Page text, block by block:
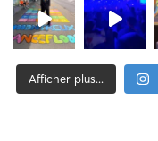
Afficher plus...